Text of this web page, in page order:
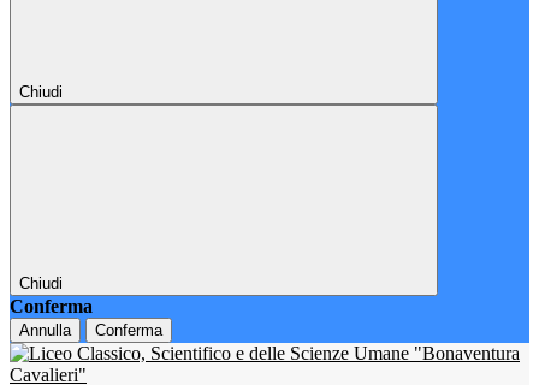
Chiudi
Chiudi
Conferma
Annulla Conferma